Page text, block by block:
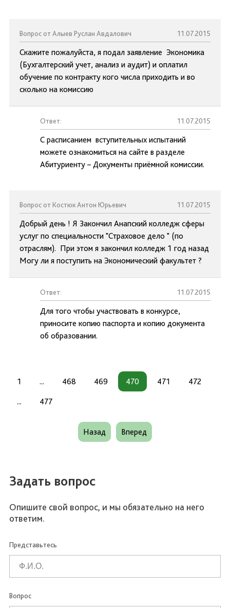
Вопрос от Алыев Руслан Авдалович 11.07.2015
Скажите пожалуйста, я подал заявление Экономика
(Бухгалтерский учет, анализ и аудит) и оплатил
обучение по контракту кого числа приходить и во
сколько на комиссию
Ответ: 11.07.2015
С расписанием вступительных испытаний
можете ознакомиться на сайте в разделе
Абитуриенту – Документы приёмной комиссии.
Вопрос от Костюк Антон Юрьевич 11.07.2015
Добрый день ! Я Закончил Анапский колледж сферы
услуг по специальности "Страховое дело " (по
отраслям). При этом я закончил колледж 1 год назад
Могу ли я поступить на Экономический факультет ?
Ответ: 11.07.2015
Для того чтобы участвовать в конкурсе,
приносите копию паспорта и копию документа
об образовании.
1 ... 468 469 470 471 472
... 477
Назад Вперед
Задать вопрос
Опишите свой вопрос, и мы обязательно на него
ответим.
Представьтесь
Вопрос